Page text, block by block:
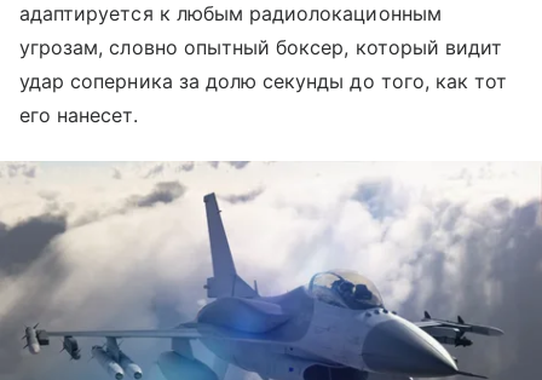
адаптируется к любым радиолокационным
угрозам, словно опытный боксер, который видит
удар соперника за долю секунды до того, как тот
его нанесет.